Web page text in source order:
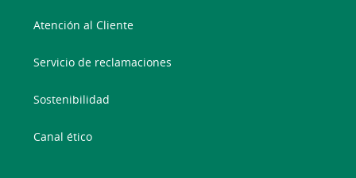
Atención al Cliente
Servicio de reclamaciones
Sostenibilidad
Canal ético